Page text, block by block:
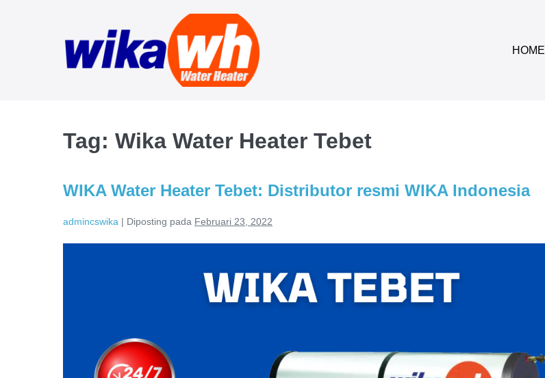
HOME
Tag: Wika Water Heater Tebet
WIKA Water Heater Tebet: Distributor resmi WIKA Indonesia
admincswika | Diposting pada Februari 23, 2022